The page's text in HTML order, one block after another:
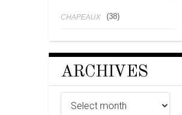
CHAPEAUX (38)
ARCHIVES